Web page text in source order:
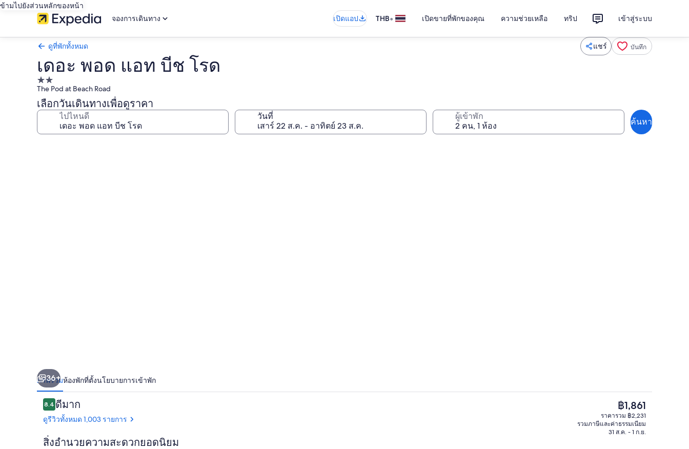
ข้ามไปยังส่วนหลักของหน้า
จองการเดินทาง
เปิดแอป THB• เปิดขายที่พักของคุณ ความช่วยเหลือ ทริป เข้าสู่ระบบ
ดูที่พักทั้งหมด แชร์ บันทึก
เดอะ พอด แอท บีช โรด
ที่พัก
2.0
ดาว
The Pod at Beach Road
เลือกวันเดินทางเพื่อดูราคา
ไปไหนดี วันที่ ผู้เข้าพัก
ค้นหา
Wi-Fi ฟรี, ผ้าปูที่นอน
36+
ภาพรวมห้องพักที่ตั้งนโยบายการเข้าพัก
รีวิว
8.48.4 จาก 10
ดีมาก
ดูรีวิวทั้งหมด 1,003 รายการ
สิ่งอำนวยความสะดวกยอดนิยม
ราคา
ปัจจุบัน
฿1,861
฿1,861
ราคารวม ฿2,231
รวมภาษีและค่าธรรมเนียม
31 ส.ค. - 1 ก.ย.